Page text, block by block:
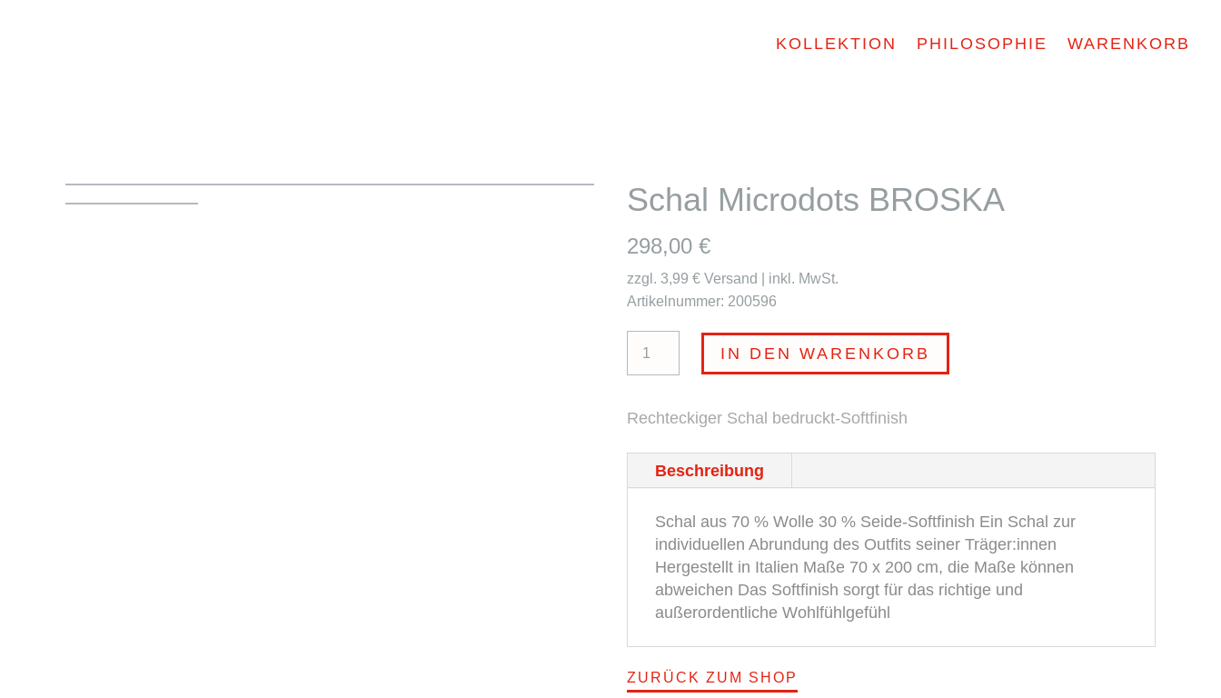
KOLLEKTION PHILOSOPHIE WARENKORB
Schal Microdots BROSKA
298,00 €
zzgl. 3,99 € Versand | inkl. MwSt.
Artikelnummer: 200596
Menge
IN DEN WARENKORB
Rechteckiger Schal bedruckt-Softfinish
Beschreibung
Schal aus 70 % Wolle 30 % Seide-Softfinish Ein Schal zur
individuellen Abrundung des Outfits seiner Träger:innen
Hergestellt in Italien Maße 70 x 200 cm, die Maße können
abweichen Das Softfinish sorgt für das richtige und
außerordentliche Wohlfühlgefühl
ZURÜCK ZUM SHOP